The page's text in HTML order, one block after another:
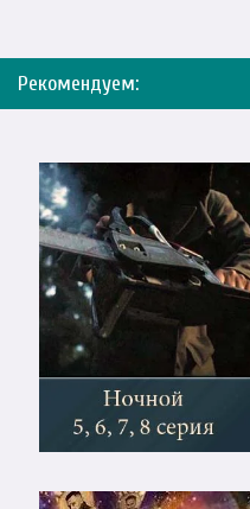
Рекомендуем: